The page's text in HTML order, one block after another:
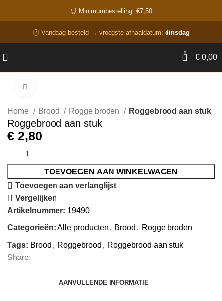
🛒 Minimumbestelling: €7,50
🕐 Vandaag besteld → vroegste afhaaldatum: dinsdag
0 € 0,00
Home Brood Rogge broden Roggebrood aan stuk
Roggebrood aan stuk
€ 2,80
TOEVOEGEN AAN WINKELWAGEN
Toevoegen aan verlanglijst
Vergelijken
Artikelnummer: 19490
Categorieën: Alle producten , Brood , Rogge broden
Tags: Brood , Roggebrood , Roggebrood aan stuk
Share:
AANVULLENDE INFORMATIE